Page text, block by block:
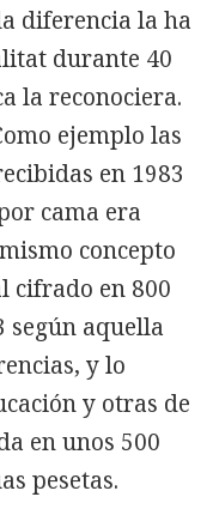
diferencia la ha
durante 40
la reconociera.
ejemplo las
en 1983
cama era
concepto
cifrado en 800
según aquella
y lo
y otras de
en unos 500
pesetas.